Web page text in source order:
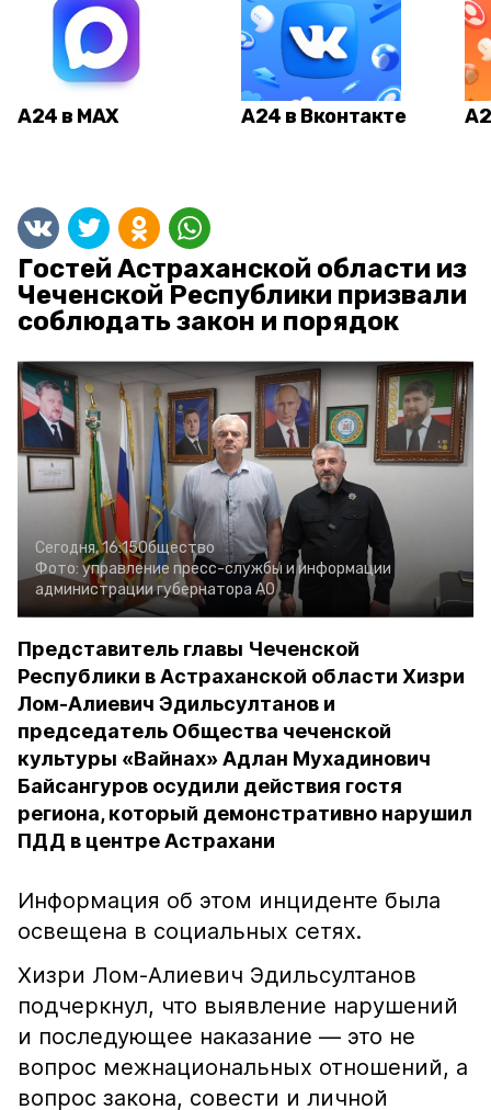
А24 в MAX А24 в Вконтакте
Гостей Астраханской области из
Чеченской Республики призвали
соблюдать закон и порядок
Сегодня, 16:15Общество
Фото: управление пресс-службы и информации
администрации губернатора АО
Представитель главы Чеченской
Республики в Астраханской области Хизри
Лом-Алиевич Эдильсултанов и
председатель Общества чеченской
культуры «Вайнах» Адлан Мухадинович
Байсангуров осудили действия гостя
региона, который демонстративно нарушил
ПДД в центре Астрахани
Информация об этом инциденте была
освещена в социальных сетях.
Хизри Лом-Алиевич Эдильсултанов
подчеркнул, что выявление нарушений
и последующее наказание — это не
вопрос межнациональных отношений, а
вопрос закона, совести и личной